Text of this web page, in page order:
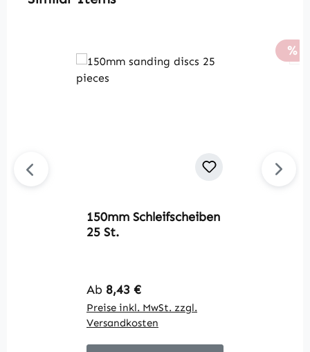
150mm Schleifscheiben
25 St.
Regulärer Preis:
Ab 8,43 €
Preise inkl. MwSt. zzgl.
Versandkosten
%